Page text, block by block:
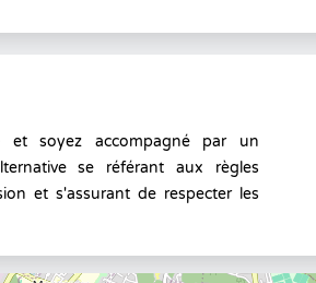
et soyez accompagné par un
se référant aux règles
et s'assurant de respecter les